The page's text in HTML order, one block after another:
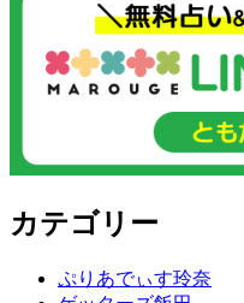
カテゴリー
ぷりあでぃす玲奈